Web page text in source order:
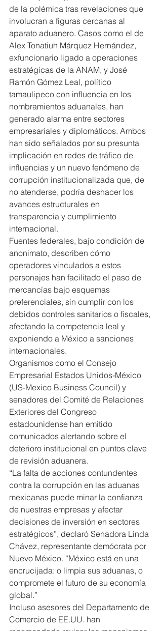
de la polémica tras revelaciones que
involucran a figuras cercanas al
aparato aduanero. Casos como el de
Alex Tonatiuh Márquez Hernández,
exfuncionario ligado a operaciones
estratégicas de la ANAM, y José
Ramón Gómez Leal, político
tamaulipeco con influencia en los
nombramientos aduanales, han
generado alarma entre sectores
empresariales y diplomáticos. Ambos
han sido señalados por su presunta
implicación en redes de tráfico de
influencias y un nuevo fenómeno de
corrupción institucionalizada que, de
no atenderse, podría deshacer los
avances estructurales en
transparencia y cumplimiento
internacional.
Fuentes federales, bajo condición de
anonimato, describen cómo
operadores vinculados a estos
personajes han facilitado el paso de
mercancías bajo esquemas
preferenciales, sin cumplir con los
debidos controles sanitarios o fiscales,
afectando la competencia leal y
exponiendo a México a sanciones
internacionales.
Organismos como el Consejo
Empresarial Estados Unidos-México
(US-Mexico Business Council) y
senadores del Comité de Relaciones
Exteriores del Congreso
estadounidense han emitido
comunicados alertando sobre el
deterioro institucional en puntos clave
de revisión aduanera.
“La falta de acciones contundentes
contra la corrupción en las aduanas
mexicanas puede minar la confianza
de nuestras empresas y afectar
decisiones de inversión en sectores
estratégicos”, declaró Senadora Linda
Chávez, representante demócrata por
Nuevo México. “México está en una
encrucijada: o limpia sus aduanas, o
compromete el futuro de su economía
global.”
Incluso asesores del Departamento de
Comercio de EE.UU. han